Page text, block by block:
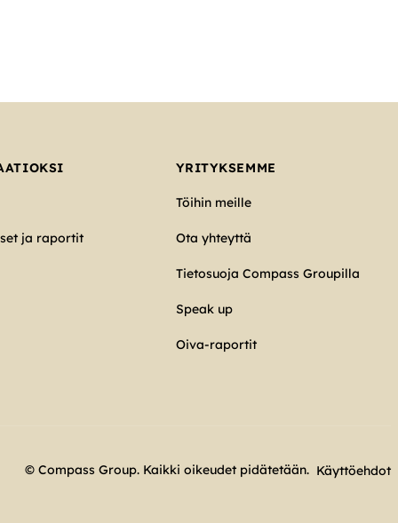
ja raportit
YRITYKSEMME
Töihin meille
Ota yhteyttä
Tietosuoja Compass Groupilla
Speak up
Oiva-raportit
© Compass Group. Kaikki oikeudet pidätetään. Käyttöehdot